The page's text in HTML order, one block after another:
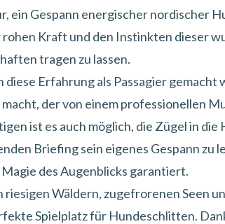
ein Gespann energischer nordischer
rohen Kraft und den Instinkten dieser
tragen zu lassen.
diese Erfahrung als Passagier gemacht
der von einem professionellen
ist es auch möglich, die Zügel in die
Briefing sein eigenes Gespann zu
des Augenblicks garantiert.
riesigen Wäldern, zugefrorenen Seen
Spielplatz für Hundeschlitten.